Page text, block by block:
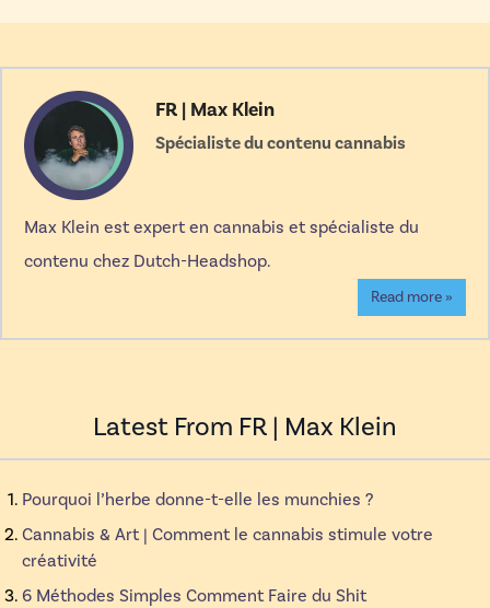
FR | Max Klein
Spécialiste du contenu cannabis
Max Klein est expert en cannabis et spécialiste du
contenu chez Dutch-Headshop.
Read more »
Latest From FR | Max Klein
Pourquoi l’herbe donne-t-elle les munchies ?
Cannabis & Art | Comment le cannabis stimule votre
créativité
6 Méthodes Simples Comment Faire du Shit